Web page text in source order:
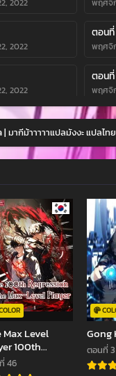
2022 พฤศจิ
2022
ตอนที่
พฤศจิ
2022
ตอน
พฤศจิ
2022
ตอน
พฤศจิ
ตอนที่
2022
ตอน
พฤศจิ
2022
ตอนที่
พฤศจิก
2022
ตอน
พฤศจิ
2022
ตอนที่
พฤศจิก
มากีม้าาาาาแปลมังงะ แปลไท
Max Level
100th
46
Gong
ตอนที่ 3